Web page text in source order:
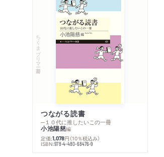
ちくまプリマー新書
つながる読書
─１０代に推したいこの一冊
小池陽慈編
定価:1,078円 （10％税込み）
ISBN:978-4-480-68476-9